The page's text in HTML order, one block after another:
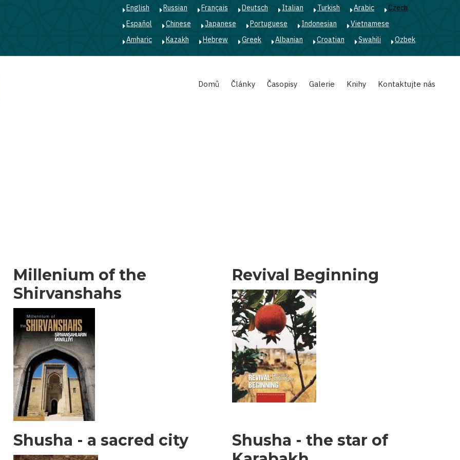
English Russian Français Deutsch Italian Turkish Arabic
Czech
Español
Chinese Japanese Portuguese Indonesian
Vietnamese
Amharic
Kazakh Hebrew Greek Albanian Croatian Swahili Ozbek
Domů Články Časopisy Galerie Knihy Kontaktujte nás
Millenium of the
Shirvanshahs
Revival Beginning
Shusha - a sacred city
Shusha - the star of